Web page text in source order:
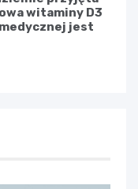
witaminy D3
jest